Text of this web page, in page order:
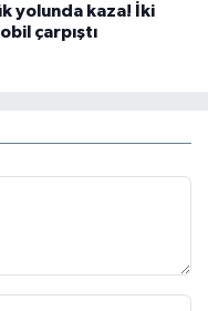
yolunda kaza! İki
çarpıştı